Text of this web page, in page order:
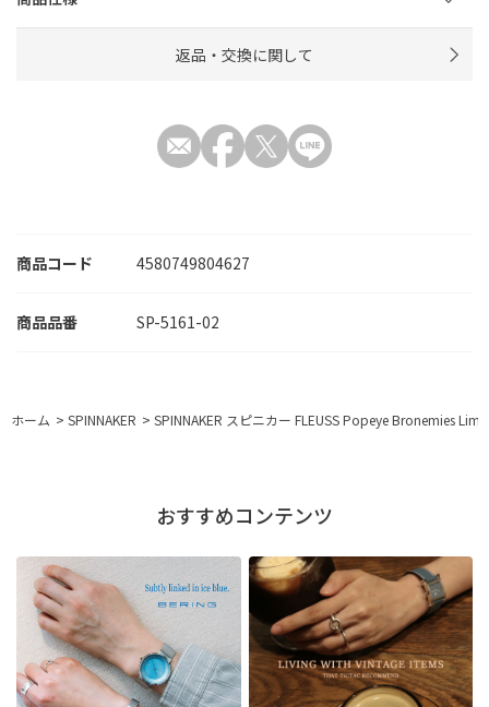
商品コード 4580749804627
SP-5161-02
返品・交換に関して
ホーム > SPINNAKER > SPINNAKER スピニカー FLEUSS Popeye Bronemies
おすすめコンテンツ